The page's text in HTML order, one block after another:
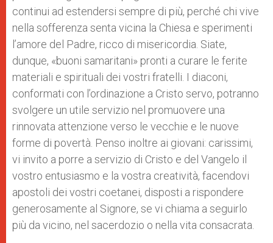
continui ad estendersi sempre di più, perché chi vive
nella sofferenza senta vicina la Chiesa e sperimenti
l’amore del Padre, ricco di misericordia. Siate,
dunque, «buoni samaritani» pronti a curare le ferite
materiali e spirituali dei vostri fratelli. I diaconi,
conformati con l’ordinazione a Cristo servo, potranno
svolgere un utile servizio nel promuovere una
rinnovata attenzione verso le vecchie e le nuove
forme di povertà. Penso inoltre ai giovani: carissimi,
vi invito a porre a servizio di Cristo e del Vangelo il
vostro entusiasmo e la vostra creatività, facendovi
apostoli dei vostri coetanei, disposti a rispondere
generosamente al Signore, se vi chiama a seguirlo
più da vicino, nel sacerdozio o nella vita consacrata.